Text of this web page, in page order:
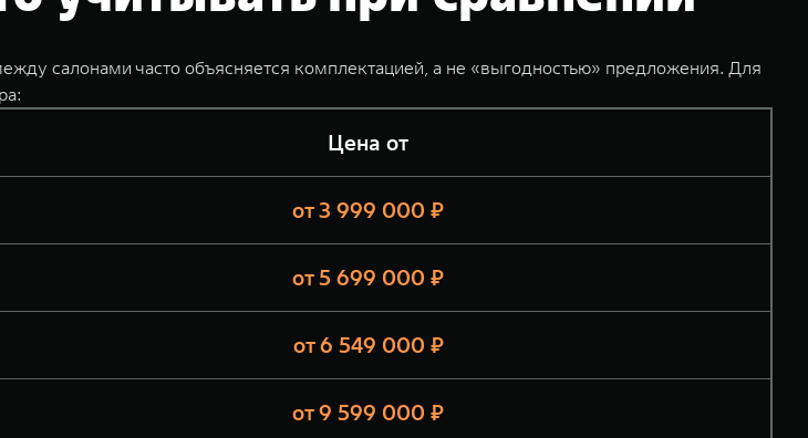
салонами часто объясняется комплектацией, а не «выгодностью» предложения. Для
Цена от
от 3 999 000 ₽
от 5 699 000 ₽
от 6 549 000 ₽
от 9 599 000 ₽